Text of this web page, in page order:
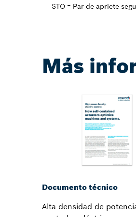
STO = Par de apriete
Más
Documento técnico
Alta densidad de